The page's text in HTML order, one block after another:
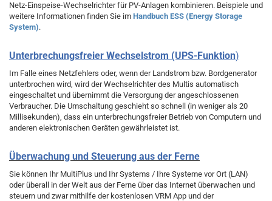
Netz-Einspeise-Wechselrichter für PV-Anlagen kombinieren. Beispiele und
weitere Informationen finden Sie im Handbuch ESS (Energy Storage
System).
Unterbrechungsfreier Wechselstrom (UPS-Funktion)
Im Falle eines Netzfehlers oder, wenn der Landstrom bzw. Bordgenerator
unterbrochen wird, wird der Wechselrichter des Multis automatisch
eingeschaltet und übernimmt die Versorgung der angeschlossenen
Verbraucher. Die Umschaltung geschieht so schnell (in weniger als 20
Millisekunden), dass ein unterbrechungsfreier Betrieb von Computern und
anderen elektronischen Geräten gewährleistet ist.
Überwachung und Steuerung aus der Ferne
Sie können Ihr MultiPlus und Ihr Systems / Ihre Systeme vor Ort (LAN)
oder überall in der Welt aus der Ferne über das Internet überwachen und
steuern und zwar mithilfe der kostenlosen VRM App und der